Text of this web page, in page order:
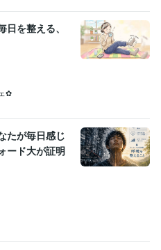
日を整える、
✿
たが毎日感じ
ード大が証明